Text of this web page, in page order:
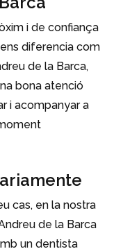
i de confiança
diferencia com
de la Barca,
bona atenció
i acompanyar a
cas, en la nostra
de la Barca
un dentista